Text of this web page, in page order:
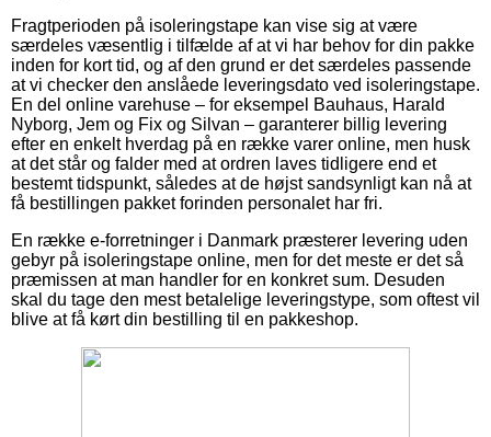
Fragtperioden på isoleringstape kan vise sig at være
særdeles væsentlig i tilfælde af at vi har behov for din pakke
inden for kort tid, og af den grund er det særdeles passende
at vi checker den anslåede leveringsdato ved isoleringstape.
En del online varehuse – for eksempel Bauhaus, Harald
Nyborg, Jem og Fix og Silvan – garanterer billig levering
efter en enkelt hverdag på en række varer online, men husk
at det står og falder med at ordren laves tidligere end et
bestemt tidspunkt, således at de højst sandsynligt kan nå at
få bestillingen pakket forinden personalet har fri.
En række e-forretninger i Danmark præsterer levering uden
gebyr på isoleringstape online, men for det meste er det så
præmissen at man handler for en konkret sum. Desuden
skal du tage den mest betalelige leveringstype, som oftest vil
blive at få kørt din bestilling til en pakkeshop.